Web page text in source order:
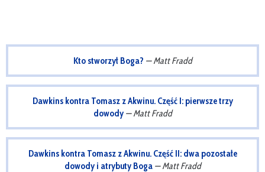
Kto stworzył Boga? — Matt Fradd
Dawkins kontra Tomasz z Akwinu. Część I: pierwsze trzy
dowody — Matt Fradd
Dawkins kontra Tomasz z Akwinu. Część II: dwa pozostałe
dowody i atrybuty Boga — Matt Fradd